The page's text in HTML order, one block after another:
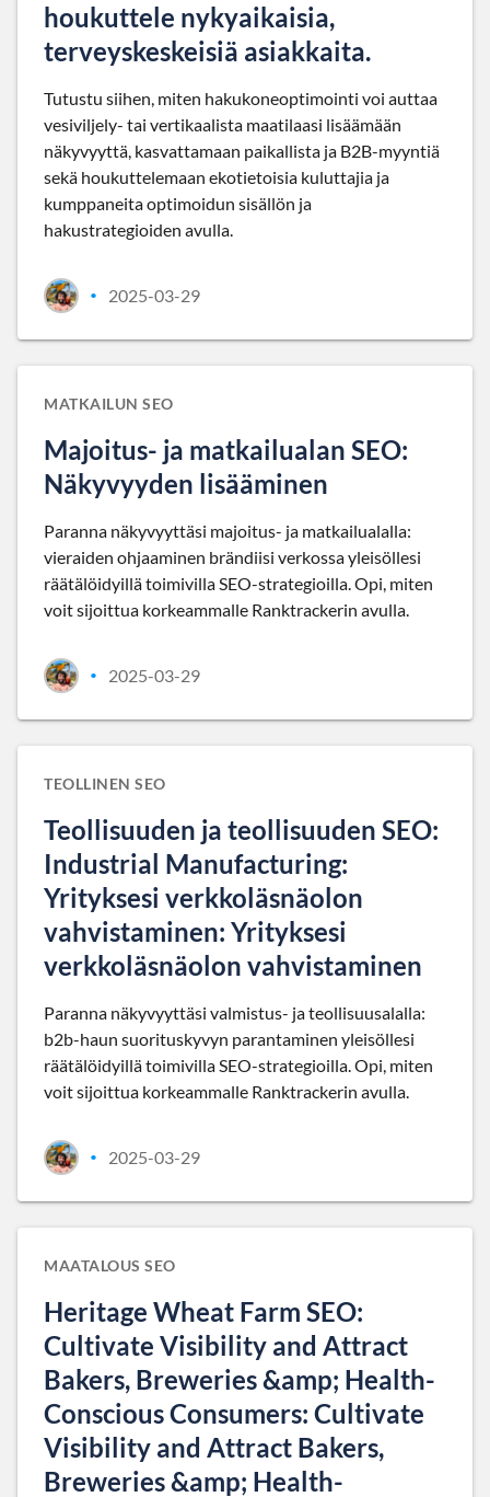
houkuttele nykyaikaisia,
terveyskeskeisiä asiakkaita.
Tutustu siihen, miten hakukoneoptimointi voi auttaa
vesiviljely- tai vertikaalista maatilaasi lisäämään
näkyvyyttä, kasvattamaan paikallista ja B2B-myyntiä
sekä houkuttelemaan ekotietoisia kuluttajia ja
kumppaneita optimoidun sisällön ja
hakustrategioiden avulla.
• 2025-03-29
MATKAILUN SEO
Majoitus- ja matkailualan SEO:
Näkyvyyden lisääminen
Paranna näkyvyyttäsi majoitus- ja matkailualalla:
vieraiden ohjaaminen brändiisi verkossa yleisöllesi
räätälöidyillä toimivilla SEO-strategioilla. Opi, miten
voit sijoittua korkeammalle Ranktrackerin avulla.
• 2025-03-29
TEOLLINEN SEO
Teollisuuden ja teollisuuden SEO:
Industrial Manufacturing:
Yrityksesi verkkoläsnäolon
vahvistaminen: Yrityksesi
verkkoläsnäolon vahvistaminen
Paranna näkyvyyttäsi valmistus- ja teollisuusalalla:
b2b-haun suorituskyvyn parantaminen yleisöllesi
räätälöidyillä toimivilla SEO-strategioilla. Opi, miten
voit sijoittua korkeammalle Ranktrackerin avulla.
• 2025-03-29
MAATALOUS SEO
Heritage Wheat Farm SEO:
Cultivate Visibility and Attract
Bakers, Breweries &amp; Health-
Conscious Consumers: Cultivate
Visibility and Attract Bakers,
Breweries &amp; Health-